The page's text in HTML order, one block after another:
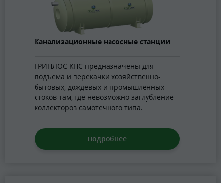
Канализационные насосные станции
ГРИНЛОС КНС предназначены для
подъема и перекачки хозяйственно-
бытовых, дождевых и промышленных
стоков там, где невозможно заглубление
коллекторов самотечного типа.
Подробнее